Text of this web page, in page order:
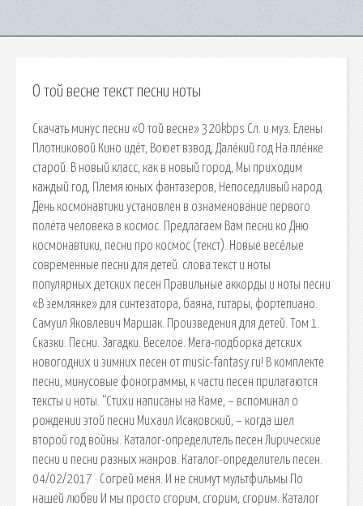
О той весне текст песни ноты
Скачать минус песни «О той весне» 320kbps Сл. и муз. Елены
Плотниковой Кино идёт, Воюет взвод, Далёкий год На плёнке
старой. В новый класс, как в новый город, Мы приходим
каждый год, Племя юных фантазеров, Непоседливый народ.
День космонавтики установлен в ознаменование первого
полёта человека в космос. Предлагаем Вам песни ко Дню
космонавтики, песни про космос (текст). Новые весёлые
современные песни для детей. слова текст и ноты
популярных детских песен Правильные аккорды и ноты песни
«В землянке» для синтезатора, баяна, гитары, фортепиано.
Самуил Яковлевич Маршак. Произведения для детей. Том 1.
Сказки. Песни. Загадки. Веселое. Мега-подборка детских
новогодних и зимних песен от music-fantasy.ru! В комплекте
песни, минусовые фонограммы, к части песен прилагаются
тексты и ноты. “Стихи написаны на Каме, – вспоминал о
рождении этой песни Михаил Исаковский, – когда шел
второй год войны. Каталог-определитель песен Лирические
песни и песни разных жанров. Каталог-определитель песен.
04/02/2017 · Согрей меня. И не снимут мультфильмы По
нашей любви И мы просто сгорим, сгорим, сгорим. Каталог